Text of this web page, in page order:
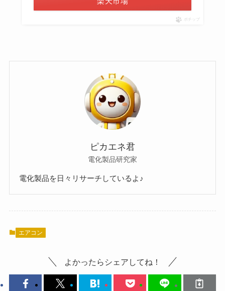
ポチップ
ピカエネ君
電化製品研究家
電化製品を日々リサーチしているよ♪
エアコン
よかったらシェアしてね！